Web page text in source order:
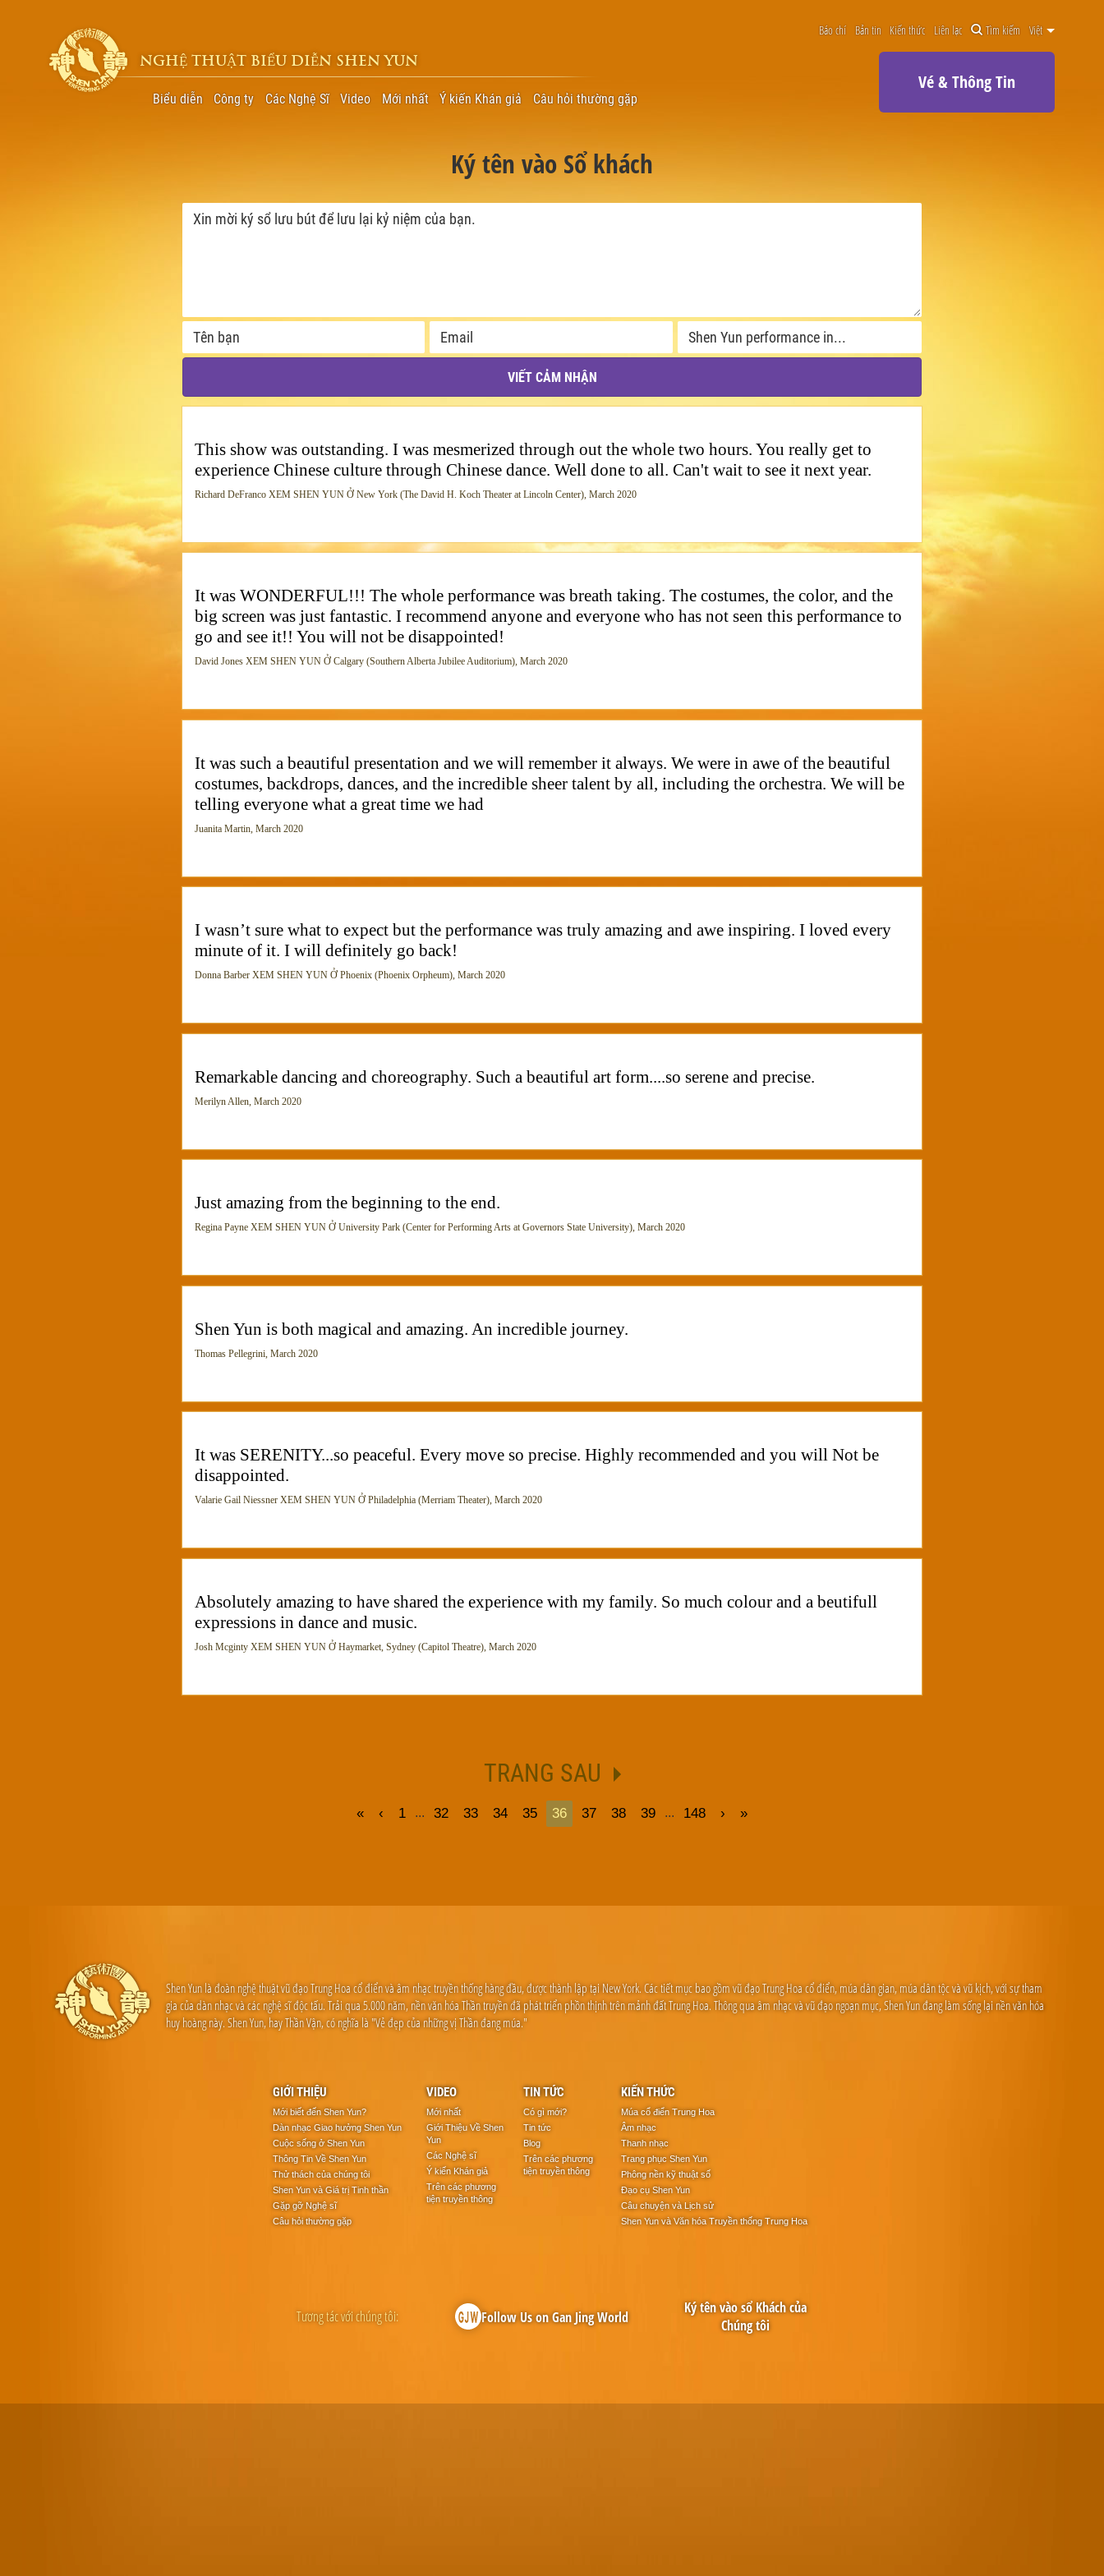
NGHỆ THUẬT BIỂU DIỄN SHEN YUN
Biểu diễn Công ty Các Nghệ Sĩ Video Mới nhất Ý kiến Khán giả Câu hỏi thường gặp
Báo chí Bản tin Kiến thức Liên lạc Tìm kiếm Việt
Vé & Thông Tin
Ký tên vào Sổ khách
VIẾT CẢM NHẬN
This show was outstanding. I was mesmerized through out the whole two hours. You really get to
experience Chinese culture through Chinese dance. Well done to all. Can't wait to see it next year.
Richard DeFranco XEM SHEN YUN Ở New York (The David H. Koch Theater at Lincoln Center), March 2020
It was WONDERFUL!!! The whole performance was breath taking. The costumes, the color, and the
big screen was just fantastic. I recommend anyone and everyone who has not seen this performance to
go and see it!! You will not be disappointed!
David Jones XEM SHEN YUN Ở Calgary (Southern Alberta Jubilee Auditorium), March 2020
It was such a beautiful presentation and we will remember it always. We were in awe of the beautiful
costumes, backdrops, dances, and the incredible sheer talent by all, including the orchestra. We will be
telling everyone what a great time we had
Juanita Martin, March 2020
I wasn’t sure what to expect but the performance was truly amazing and awe inspiring. I loved every
minute of it. I will definitely go back!
Donna Barber XEM SHEN YUN Ở Phoenix (Phoenix Orpheum), March 2020
Remarkable dancing and choreography. Such a beautiful art form....so serene and precise.
Merilyn Allen, March 2020
Just amazing from the beginning to the end.
Regina Payne XEM SHEN YUN Ở University Park (Center for Performing Arts at Governors State University), March 2020
Shen Yun is both magical and amazing. An incredible journey.
Thomas Pellegrini, March 2020
It was SERENITY...so peaceful. Every move so precise. Highly recommended and you will Not be
disappointed.
Valarie Gail Niessner XEM SHEN YUN Ở Philadelphia (Merriam Theater), March 2020
Absolutely amazing to have shared the experience with my family. So much colour and a beutifull
expressions in dance and music.
Josh Mcginty XEM SHEN YUN Ở Haymarket, Sydney (Capitol Theatre), March 2020
TRANG SAU
« ‹ 1 ... 32 33 34 35 36 37 38 39 ... 148 › »
Shen Yun là đoàn nghệ thuật vũ đạo Trung Hoa cổ điển và âm nhạc truyền thống hàng đầu, được thành lập tại New York. Các tiết mục bao gồm vũ đạo Trung Hoa cổ điển, múa dân gian, múa dân tộc và vũ kịch, với sự tham
gia của dàn nhạc và các nghệ sĩ độc tấu. Trải qua 5.000 năm, nền văn hóa Thần truyền đã phát triển phồn thịnh trên mảnh đất Trung Hoa. Thông qua âm nhạc và vũ đạo ngoạn mục, Shen Yun đang làm sống lại nền văn hóa
huy hoàng này. Shen Yun, hay Thần Vận, có nghĩa là "Vẻ đẹp của những vị Thần đang múa."
GIỚI THIỆU
Mới biết đến Shen Yun?
Dàn nhạc Giao hưởng Shen Yun
Cuộc sống ở Shen Yun
Thông Tin Về Shen Yun
Thử thách của chúng tôi
Shen Yun và Giá trị Tinh thần
Gặp gỡ Nghệ sĩ
Câu hỏi thường gặp
VIDEO
Mới nhất
Giới Thiệu Về Shen
Yun
Các Nghệ sĩ
Ý kiến Khán giả
Trên các phương
tiện truyền thông
TIN TỨC
Có gì mới?
Tin tức
Blog
Trên các phương
tiện truyền thông
KIẾN THỨC
Múa cổ điển Trung Hoa
Âm nhạc
Thanh nhạc
Trang phục Shen Yun
Phông nền kỹ thuật số
Đạo cụ Shen Yun
Câu chuyện và Lịch sử
Shen Yun và Văn hóa Truyền thống Trung Hoa
Tương tác với chúng tôi: Follow Us on Gan Jing World
Ký tên vào sổ Khách của
Chúng tôi